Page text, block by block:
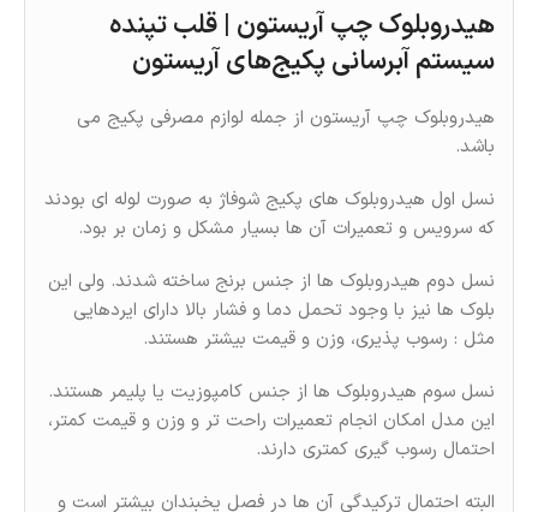
هیدروبلوک چپ آریستون | قلب تپنده
سیستم آبرسانی پکیج‌های آریستون
هیدروبلوک چپ آریستون از جمله لوازم مصرفی پکیج می
باشد.
نسل اول هیدروبلوک های پکیج شوفاژ به صورت لوله ای بودند
که سرویس و تعمیرات آن ها بسیار مشکل و زمان بر بود.
نسل دوم هیدروبلوک ها از جنس برنج ساخته شدند. ولی این
بلوک ها نیز با وجود تحمل دما و فشار بالا دارای ایردهایی
مثل : رسوب پذیری، وزن و قیمت بیشتر هستند.
نسل سوم هیدروبلوک ها از جنس کامپوزیت یا پلیمر هستند.
این مدل امکان انجام تعمیرات راحت تر و وزن و قیمت کمتر،
احتمال رسوب گیری کمتری دارند.
البته احتمال ترکیدگی آن ها در فصل یخبندان بیشتر است و